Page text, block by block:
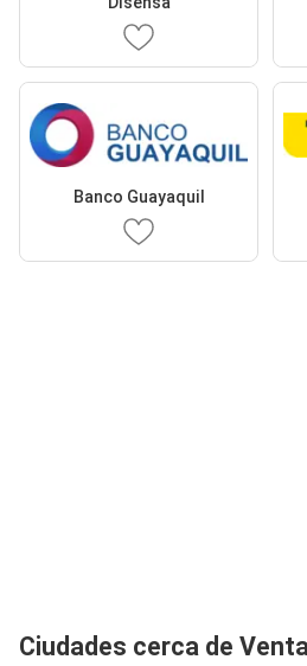
Banco Guayaquil
Ciudades cerca de